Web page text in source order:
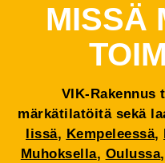
MISSÄ
VIK-Rakennus
märkätilatöitä sekä
Iissä, Kempeleessä,
Muhoksella, Oulussa